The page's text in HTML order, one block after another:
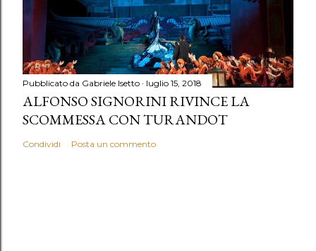
Pubblicato da Gabriele Isetto luglio 15, 2018
ALFONSO SIGNORINI RIVINCE LA
SCOMMESSA CON TURANDOT
Condividi Posta un commento